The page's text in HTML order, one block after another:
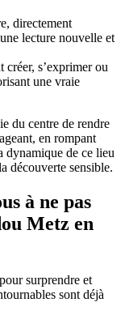
directement
lecture nouvelle et
s’exprimer ou
une vraie
du centre de rendre
en rompant
dynamique de ce lieu
découverte sensible.
à ne pas
Metz en
surprendre et
sont déjà